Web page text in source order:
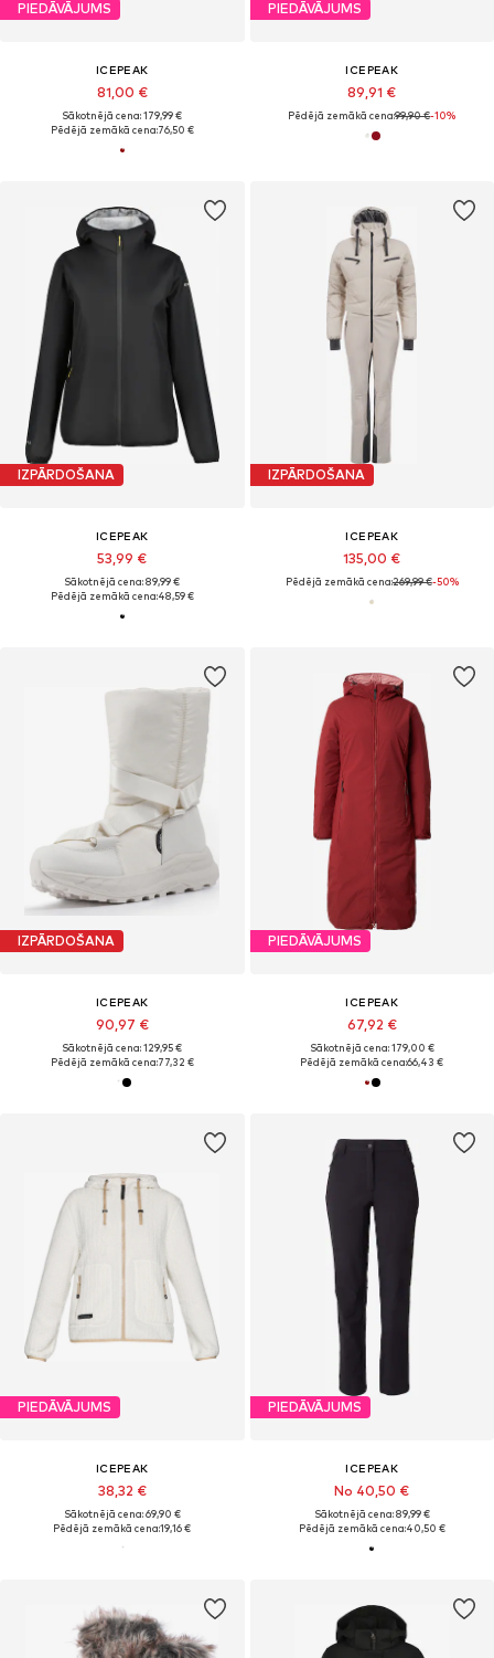
PIEDĀVĀJUMS
ICEPEAK
81,00 €
Sākotnējā cena: 179,99 €
Pēdējā zemākā cena:76,50 €
PIEDĀVĀJUMS
ICEPEAK
89,91 €
Pēdējā zemākā cena:99,90 €-10%
IZPĀRDOŠANA
ICEPEAK
53,99 €
Sākotnējā cena: 89,99 €
Pēdējā zemākā cena:48,59 €
IZPĀRDOŠANA
ICEPEAK
135,00 €
Pēdējā zemākā cena:269,99 €-50%
IZPĀRDOŠANA
ICEPEAK
90,97 €
Sākotnējā cena: 129,95 €
Pēdējā zemākā cena:77,32 €
PIEDĀVĀJUMS
ICEPEAK
67,92 €
Sākotnējā cena: 179,00 €
Pēdējā zemākā cena:66,43 €
PIEDĀVĀJUMS
ICEPEAK
38,32 €
Sākotnējā cena: 69,90 €
Pēdējā zemākā cena:19,16 €
PIEDĀVĀJUMS
ICEPEAK
No 40,50 €
Sākotnējā cena: 89,99 €
Pēdējā zemākā cena:40,50 €